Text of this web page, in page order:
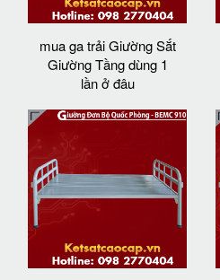
mua ga trải Giường Sắt
Giường Tầng dùng 1
lần ở đâu